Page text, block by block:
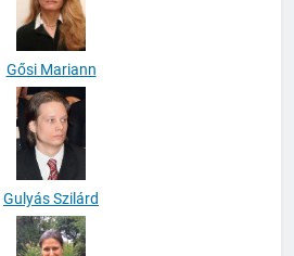
Gősi Mariann
Gulyás Szilárd